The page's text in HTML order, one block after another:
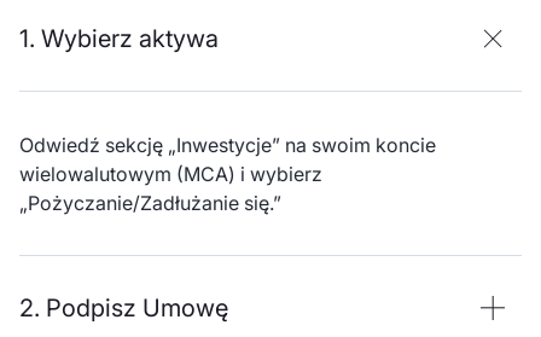
1. Wybierz aktywa
Odwiedź sekcję „Inwestycje” na swoim koncie
wielowalutowym (MCA) i wybierz
„Pożyczanie/Zadłużanie się.”
2. Podpisz Umowę